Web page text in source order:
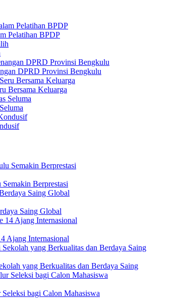
Pelatihan BPDP
DPRD Provinsi Bengkulu
Bersama Keluarga
Berprestasi
Saing Global
Ajang Internasional
yang Berkualitas dan Berdaya Saing
bagi Calon Mahasiswa